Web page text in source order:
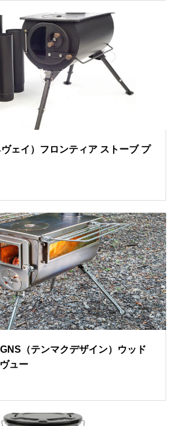
ェイ）フロンティア ストーブ プ
（テンマクデザイン）ウッド
ュー